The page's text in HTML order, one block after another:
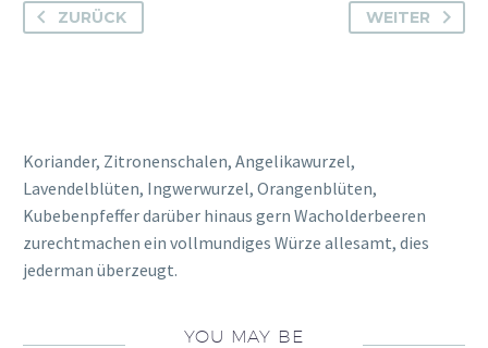
ZURÜCK WEITER
Koriander, Zitronenschalen, Angelikawurzel,
Lavendelblüten, Ingwerwurzel, Orangenblüten,
Kubebenpfeffer darüber hinaus gern Wacholderbeeren
zurechtmachen ein vollmundiges Würze allesamt, dies
jederman überzeugt.
YOU MAY BE